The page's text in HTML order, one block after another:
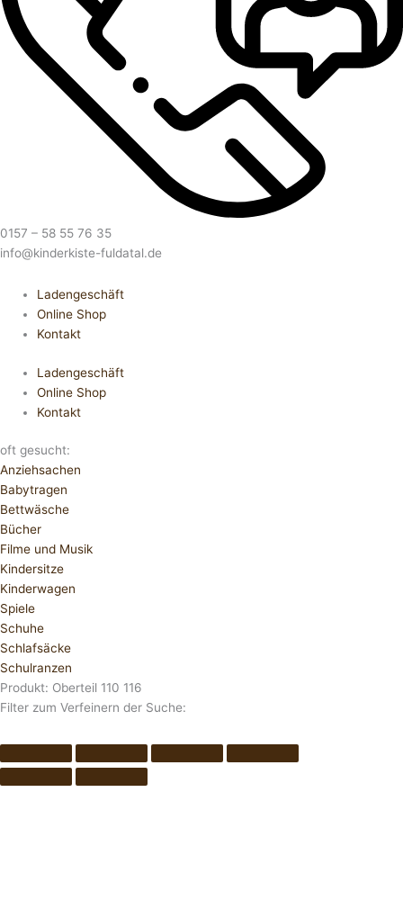
0157 – 58 55 76 35
info@kinderkiste-fuldatal.de
Ladengeschäft
Online Shop
Kontakt
Ladengeschäft
Online Shop
Kontakt
oft gesucht:
Anziehsachen
Babytragen
Bettwäsche
Bücher
Filme und Musik
Kindersitze
Kinderwagen
Spiele
Schuhe
Schlafsäcke
Schulranzen
Produkt: Oberteil 110 116
Filter zum Verfeinern der Suche: